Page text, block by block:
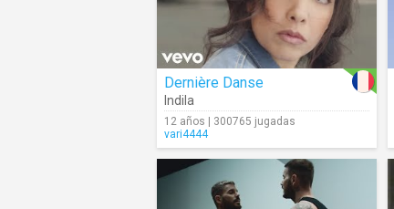
Dernière Danse
Indila
12 años | 300765 jugadas
vari4444